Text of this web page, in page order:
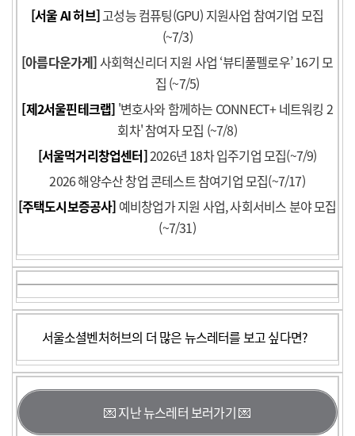
[서울 AI 허브]고성능 컴퓨팅(GPU) 지원사업 참여기업 모집
(~7/3)
[아름다운가게]사회혁신리더 지원 사업 ‘뷰티풀펠로우’ 16기 모
집 (~7/5)
[제2서울핀테크랩] '변호사와 함께하는 CONNECT+ 네트워킹 2
회차' 참여자 모집 (~7/8)
[서울먹거리창업센터]2026년 18차 입주기업 모집(~7/9)
2026 해양수산 창업 콘테스트 참여기업 모집(~7/17)
[주택도시보증공사] 예비창업가 지원 사업, 사회서비스 분야 모집
(~7/31)
서울소셜벤처허브의 더 많은 뉴스레터를 보고 싶다면?
💌 지난 뉴스레터 보러가기 💌